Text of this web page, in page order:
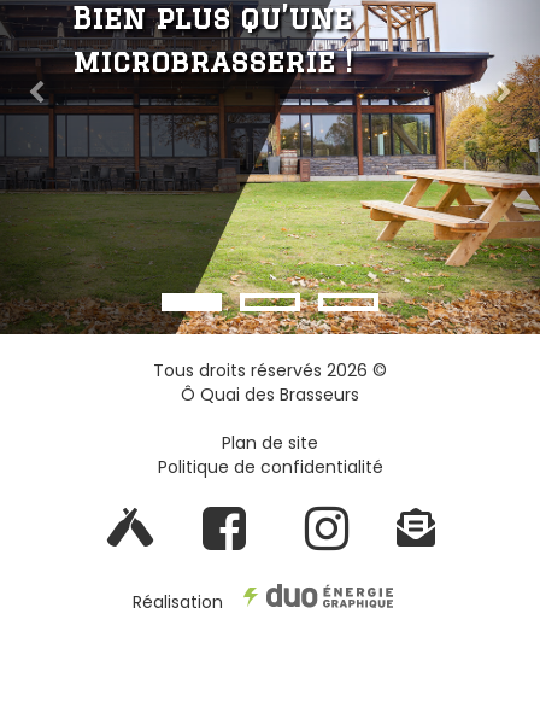
Bien plus qu’une
microbrasserie !
Précédent
Tous droits réservés 2026 ©
Ô Quai des Brasseurs
Plan de site
Politique de confidentialité
Réalisation